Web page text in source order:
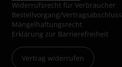
Widerrufsrecht für Verbraucher
Bestellvorgang/Vertragsabschluss
Mängelhaftungsrecht
Erklärung zur Barrierefreiheit
Vertrag widerrufen